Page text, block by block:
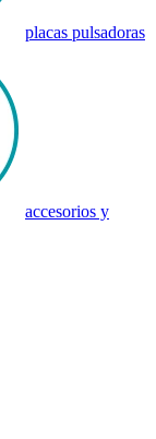
placas pulsadoras
accesorios y